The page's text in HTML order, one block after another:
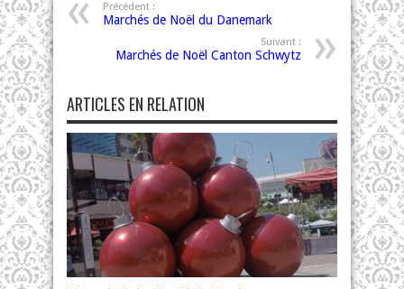
Précédent :
Marchés de Noël du Danemark
Suivant :
Marchés de Noël Canton Schwytz
ARTICLES EN RELATION